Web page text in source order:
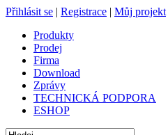
Přihlásit se | Registrace | Můj projekt
Produkty
Prodej
Firma
Download
Zprávy
TECHNICKÁ PODPORA
ESHOP